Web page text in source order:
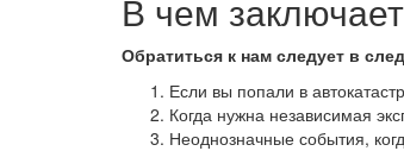
В чем
Обратиться к нам следует в
Если вы попали в
Когда нужна независимая
Неоднозначные события,